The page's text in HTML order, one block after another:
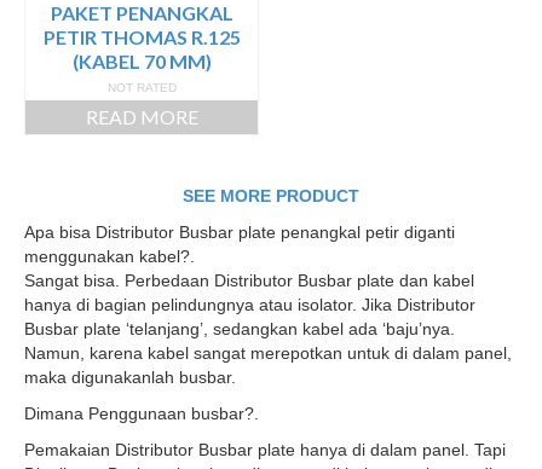
PAKET PENANGKAL
PETIR THOMAS R.125
(KABEL 70 MM)
NOT RATED
READ MORE
SEE MORE PRODUCT
Apa bisa Distributor Busbar plate penangkal petir diganti
menggunakan kabel?.
Sangat bisa. Perbedaan Distributor Busbar plate dan kabel
hanya di bagian pelindungnya atau isolator. Jika Distributor
Busbar plate ‘telanjang’, sedangkan kabel ada ‘baju’nya.
Namun, karena kabel sangat merepotkan untuk di dalam panel,
maka digunakanlah busbar.
Dimana Penggunaan busbar?.
Pemakaian Distributor Busbar plate hanya di dalam panel. Tapi